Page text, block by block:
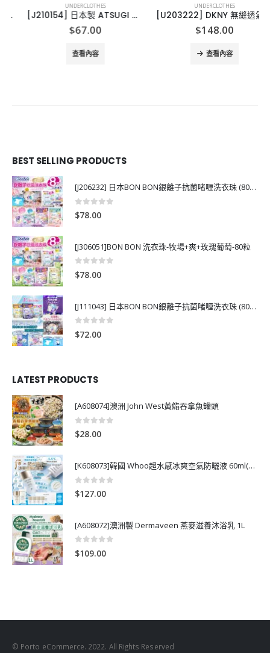
UNDERCLOTHES
[J210154] 日本製 ATSUGI 厚木100%純棉發熱衣
67.00
查看內容
UNDERCLOTHES
[U203222] DKNY 無縫透氣胸圍
148.00
查看內容
BEST SELLING PRODUCTS
[J206232] 日本BON BON銀離子抗菌啫喱洗衣珠 (80粒)
0
$78.00
[J306051]BON BON 洗衣珠-牧場+爽+玫瑰葡萄-80粒
0
$78.00
[J111043] 日本BON BON銀離子抗菌啫喱洗衣珠 (80粒)
0
$72.00
LATEST PRODUCTS
[A608074]澳洲 John West黃鮨吞拿魚罐頭
0 out of 5
$28.00
[K608073]韓國 Whoo超水感冰爽空氣防曬液 60ml(送13ml*4支)
0
$127.00
[A608072]澳洲製 Dermaveen 燕麥滋養沐浴乳 1L
0
$109.00
© Porto eCommerce. 2022. All Rights Reserved